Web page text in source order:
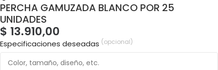
PERCHA GAMUZADA BLANCO POR 25
UNIDADES
$ 13.910,00
Especificaciones deseadas (opcional)